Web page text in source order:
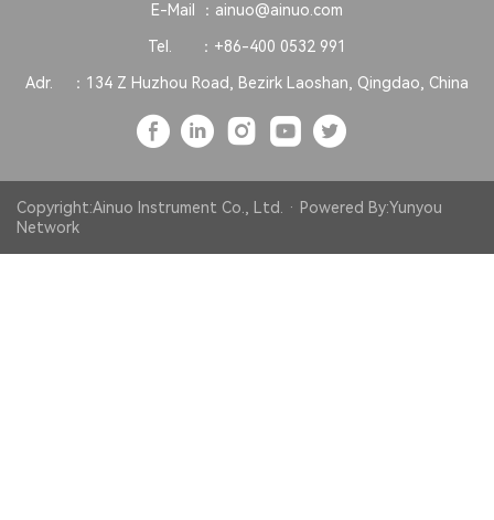
E-Mail ： ainuo@ainuo.com
Tel. ： +86-400 0532 991
Adr. ： 134 Z Huzhou Road, Bezirk Laoshan, Qingdao, China
Copyright:Ainuo Instrument Co., Ltd. · Powered By:Yunyou
Network